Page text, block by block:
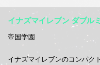
イナズマイレブン ダブル
帝国学園
イナズマイレブンのコンパク